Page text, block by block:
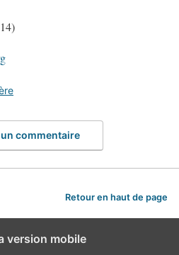
commentaire
Retour en haut de page
version mobile